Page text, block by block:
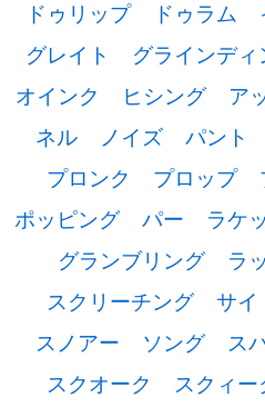
ドゥリップ
ドゥラム
グレイト
グラインディ
オインク
ヒシング ア
ネル
ノイズ パント
プロンク
プロップ
ポッピング
パー ラケ
グランブリング
ラ
スクリーチング
サイ
スノアー
ソング ス
スクオーク
スクィー